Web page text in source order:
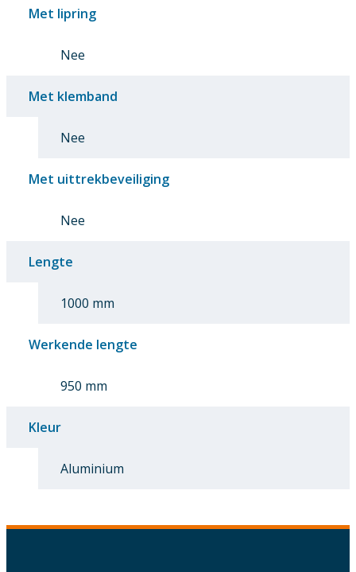
Met lipring
Nee
Met klemband
Nee
Met uittrekbeveiliging
Nee
Lengte
1000 mm
Werkende lengte
950 mm
Kleur
Aluminium